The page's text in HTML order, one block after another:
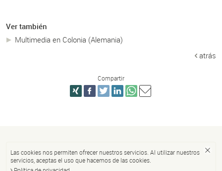
Ver también
Multimedia en Colonia (Alemania)
atrás
Compartir
Las cookies nos permiten ofrecer nuestros servicios. Al utilizar nuestros
servicios, aceptas el uso que hacemos de las cookies.